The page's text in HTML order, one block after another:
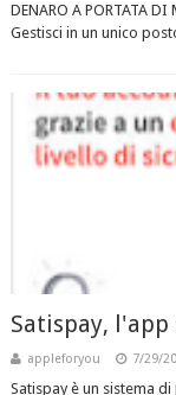
DENARO A PORTATA
Gestisci in un unico
Satispay, l'app
appleforyou 7/29/
Satispay è un sistema